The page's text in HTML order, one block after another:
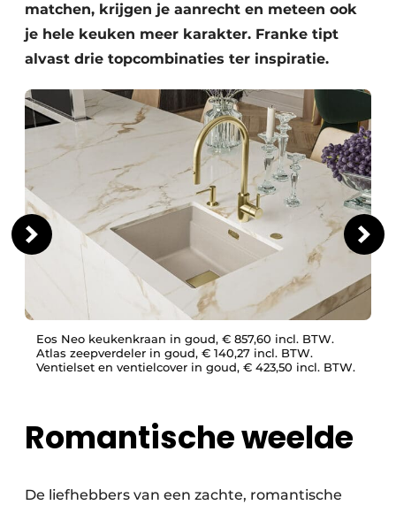
matchen, krijgen je aanrecht en meteen ook
je hele keuken meer karakter. Franke tipt
alvast drie topcombinaties ter inspiratie.
Eos Neo keukenkraan in goud, € 857,60 incl. BTW.
Atlas zeepverdeler in goud, € 140,27 incl. BTW.
Ventielset en ventielcover in goud, € 423,50 incl. BTW.
Romantische weelde
De liefhebbers van een zachte, romantische